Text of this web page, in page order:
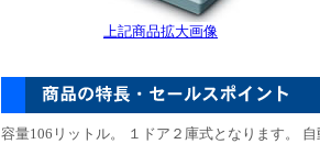
上記商品拡大画像
容量106リットル。 １ドア２庫式となります。